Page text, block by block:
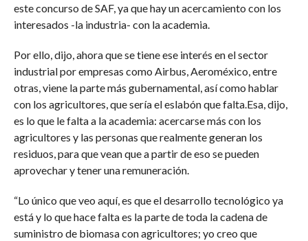
este concurso de SAF, ya que hay un acercamiento con los
interesados -la industria- con la academia.
Por ello, dijo, ahora que se tiene ese interés en el sector
industrial por empresas como Airbus, Aeroméxico, entre
otras, viene la parte más gubernamental, así como hablar
con los agricultores, que sería el eslabón que falta.Esa, dijo,
es lo que le falta a la academia: acercarse más con los
agricultores y las personas que realmente generan los
residuos, para que vean que a partir de eso se pueden
aprovechar y tener una remuneración.
“Lo único que veo aquí, es que el desarrollo tecnológico ya
está y lo que hace falta es la parte de toda la cadena de
suministro de biomasa con agricultores; yo creo que